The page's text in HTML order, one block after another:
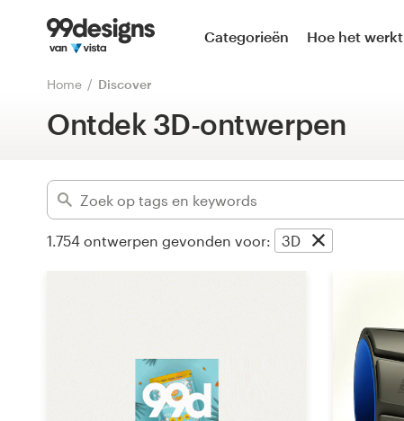
Categorieën Hoe het werkt
Home Discover
Ontdek 3D-ontwerpen
1.754 ontwerpen gevonden voor: 3D
Gevorderd
Home
Blader door categorieën
Hoe het werkt
Inspiratie
Ontwerpwedstrijden